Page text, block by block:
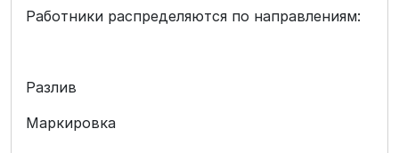
Работники распределяются по направлениям:
Разлив
Маркировка